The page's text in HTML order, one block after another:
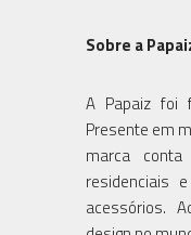
Sobre a
A Papaiz foi
Presente em
marca conta
residenciais
acessórios.